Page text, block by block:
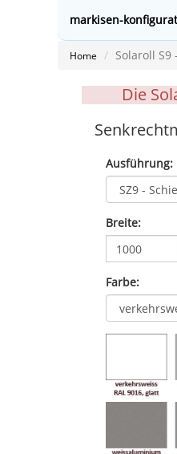
markisen-
Home Solaroll
Die
Ausführung:
Breite:
Farbe: